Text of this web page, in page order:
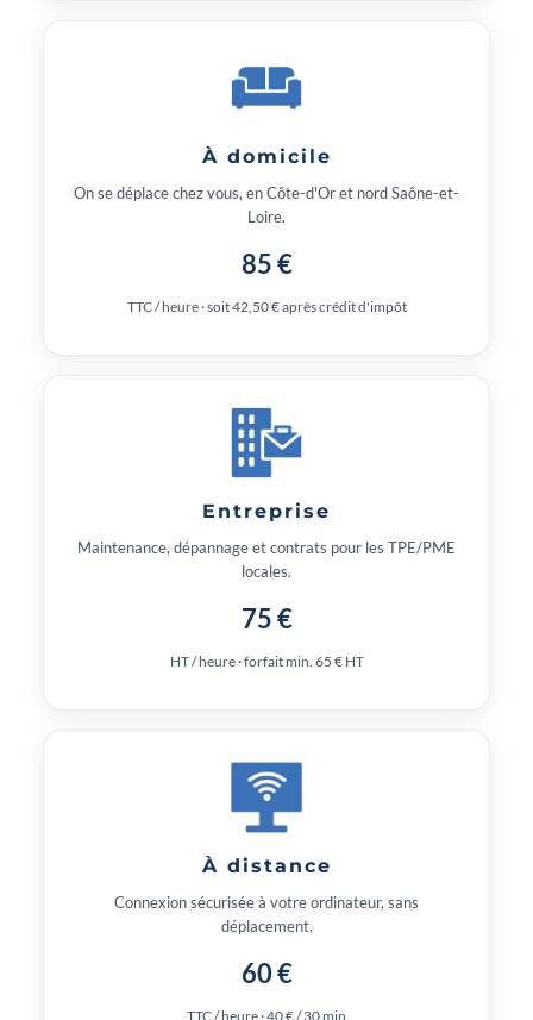
À domicile
On se déplace chez vous, en Côte-d'Or et nord Saône-et-
Loire.
85 €
TTC / heure · soit 42,50 € après crédit d'impôt
Entreprise
Maintenance, dépannage et contrats pour les TPE/PME
locales.
75 €
HT / heure · forfait min. 65 € HT
À distance
Connexion sécurisée à votre ordinateur, sans
déplacement.
60 €
TTC / heure · 40 € / 30 min